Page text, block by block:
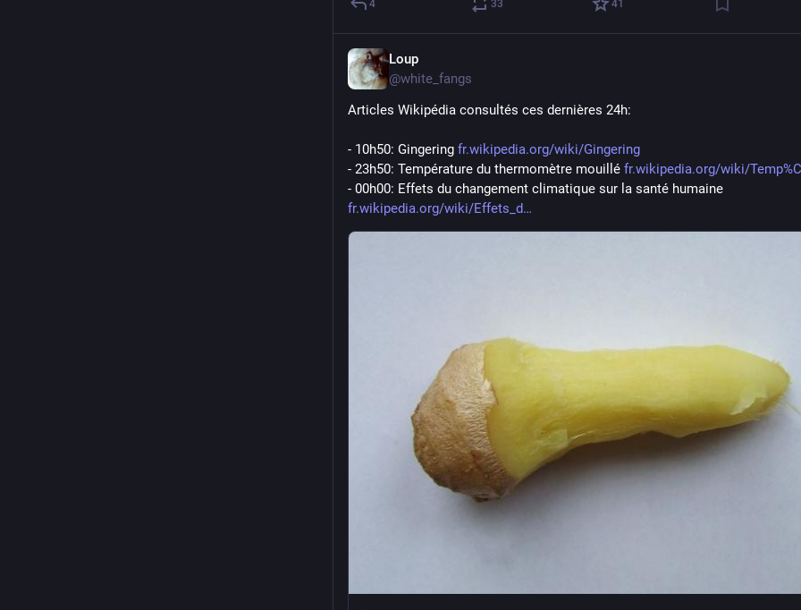
4 33 41
Loup
@white_fangs
Articles Wikipédia consultés ces dernières 24h:
- 10h50: Gingering fr.wikipedia.org/wiki/Gingering
- 23h50: Température du thermomètre mouillé fr.wikipedia.org/wiki/
- 00h00: Effets du changement climatique sur la santé humaine
fr.wikipedia.org/wiki/Effets_d